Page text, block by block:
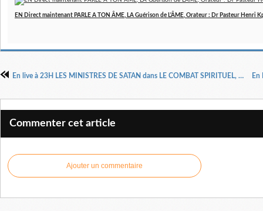
EN Direct maintenant PARLE A TON ÂME, LA Guérison de L'ÂME, Orateur : Dr Pasteur Henri
En live à 23H LES MINISTRES DE SATAN dans LE COMBAT SPIRITUEL, PRIERES ET TEMOIGNAGES, Orateur : Dr Pasteur Henri KPODAHI
Commenter cet article
Ajouter un commentaire